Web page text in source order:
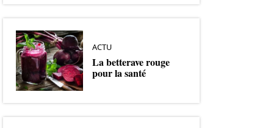
ACTU
La betterave rouge
pour la santé